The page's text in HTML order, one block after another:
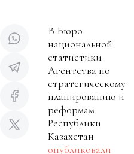
В Бюро
национальной
статистики
Агентства по
стратегическому
планированию и
реформам
Республики
Казахстан
опубликовали